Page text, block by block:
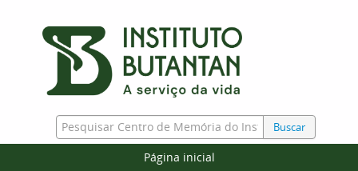
Buscar
Página inicial